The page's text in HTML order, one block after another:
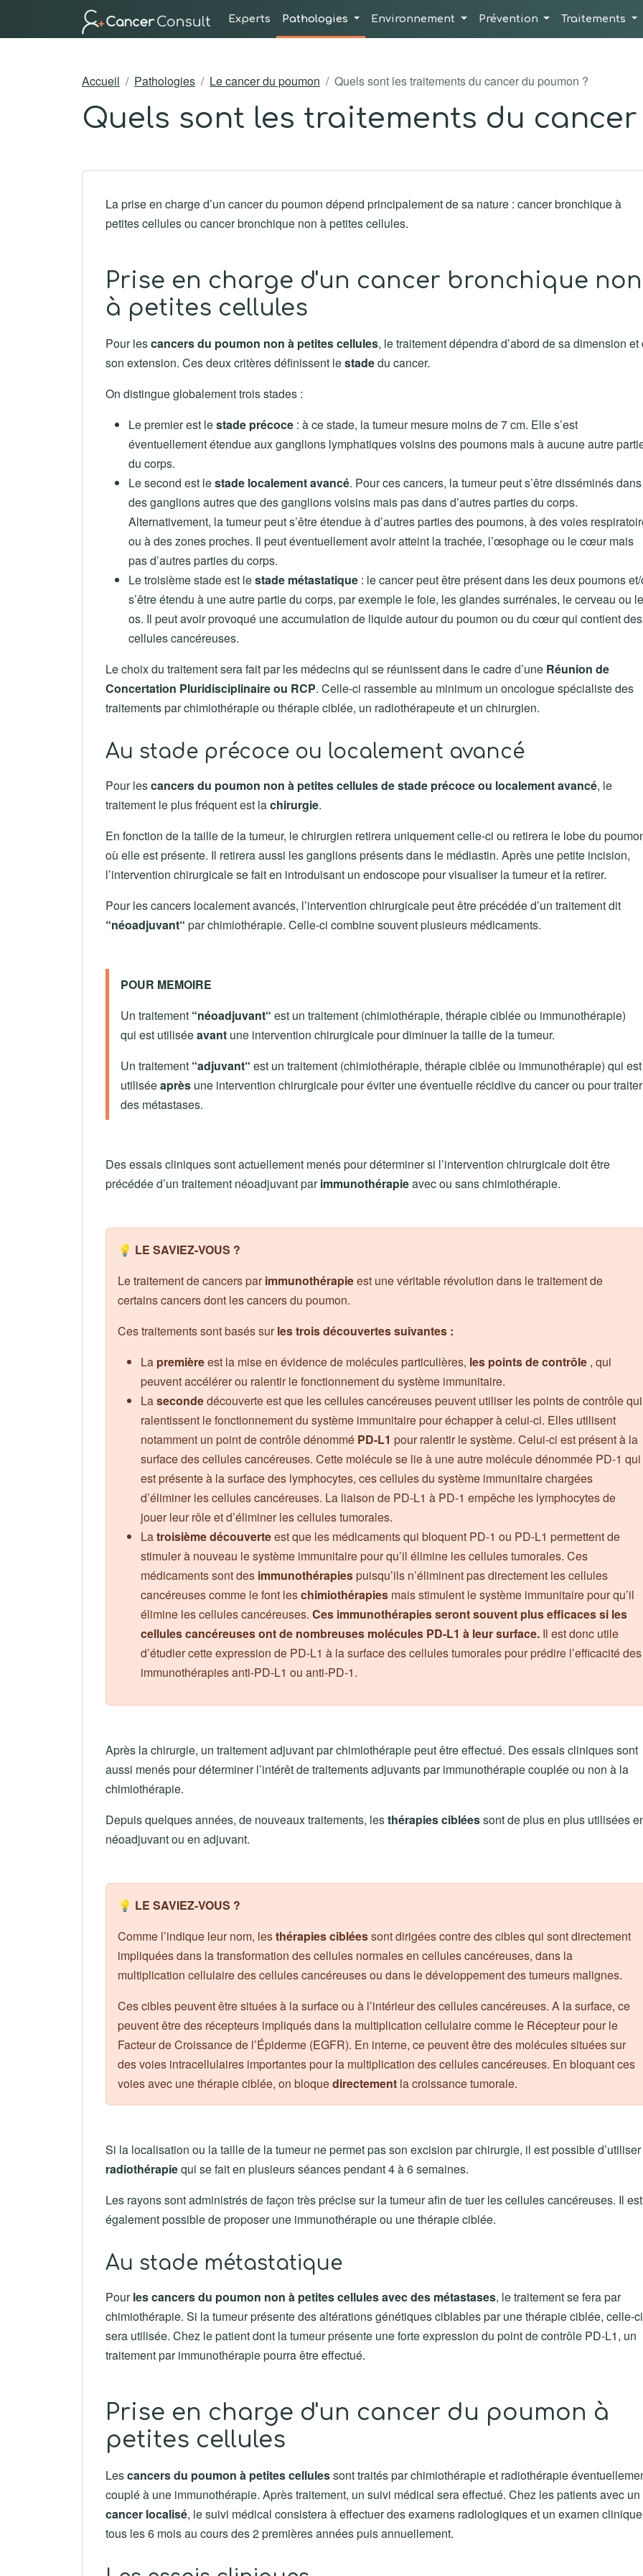
Experts Pathologies Environnement Prévention Traitements
Accueil Pathologies Le cancer du poumon Quels sont les traitements du cancer du poumon ?
Quels sont les traitements du
La prise en charge d’un cancer du poumon dépend principalement de sa nature : cancer bronchique à
petites cellules ou cancer bronchique non à petites cellules.
Prise en charge d'un cancer bronchique non
à petites cellules
Pour lescancers du poumon non à petites cellules, le traitement dépendra d’abord de sa dimension et
son extension. Ces deux critères définissent lestadedu cancer.
On distingue globalement trois stades :
Le premier est lestade précoce : à ce stade, la tumeur mesure moins de 7 cm. Elle s’est
éventuellement étendue aux ganglions lymphatiques voisins des poumons mais à aucune autre
du corps.
Le second est lestade localement avancé. Pour ces cancers, la tumeur peut s’être disséminés dans
des ganglions autres que des ganglions voisins mais pas dans d’autres parties du corps.
Alternativement, la tumeur peut s’être étendue à d’autres parties des poumons, à des voies
ou à des zones proches. Il peut éventuellement avoir atteint la trachée, l’œsophage ou le cœur mais
pas d’autres parties du corps.
Le troisième stade est lestade métastatique : le cancer peut être présent dans les deux poumons
s’être étendu à une autre partie du corps, par exemple le foie, les glandes surrénales, le cerveau ou
os. Il peut avoir provoqué une accumulation de liquide autour du poumon ou du cœur qui contient des
cellules cancéreuses.
Le choix du traitement sera fait par les médecins qui se réunissent dans le cadre d’une Réunion de
Concertation Pluridisciplinaire ou RCP. Celle-ci rassemble au minimum un oncologue spécialiste des
traitements par chimiothérapie ou thérapie ciblée, un radiothérapeute et un chirurgien.
Au stade précoce ou localement avancé
Pour lescancers du poumon non à petites cellules de stade précoce ou localement avancé, le
traitement le plus fréquent est lachirurgie.
En fonction de la taille de la tumeur, le chirurgien retirera uniquement celle-ci ou retirera le lobe du
où elle est présente. Il retirera aussi les ganglions présents dans le médiastin. Après une petite incision,
l’intervention chirurgicale se fait en introduisant un endoscope pour visualiser la tumeur et la retirer.
Pour les cancers localement avancés, l’intervention chirurgicale peut être précédée d’un traitement dit
“néoadjuvant“ par chimiothérapie. Celle-ci combine souvent plusieurs médicaments.
POUR MEMOIRE
Un traitement “néoadjuvant“ est un traitement (chimiothérapie, thérapie ciblée ou immunothérapie)
qui est utiliséeavant une intervention chirurgicale pour diminuer la taille de la tumeur.
Un traitement “adjuvant“ est un traitement (chimiothérapie, thérapie ciblée ou immunothérapie) qui est
utiliséeaprès une intervention chirurgicale pour éviter une éventuelle récidive du cancer ou pour traiter
des métastases.
Des essais cliniques sont actuellement menés pour déterminer si l’intervention chirurgicale doit être
précédée d’un traitement néoadjuvant parimmunothérapieavec ou sans chimiothérapie.
💡 LE SAVIEZ-VOUS ?
Le traitement de cancers parimmunothérapieest une véritable révolution dans le traitement de
certains cancers dont les cancers du poumon.
Ces traitements sont basés surles trois découvertes suivantes :
La premièreest la mise en évidence de molécules particulières, les points de contrôle , qui
peuvent accélérer ou ralentir le fonctionnement du système immunitaire.
Lasecondedécouverte est que les cellules cancéreuses peuvent utiliser les points de contrôle qui
ralentissent le fonctionnement du système immunitaire pour échapper à celui-ci. Elles utilisent
notamment un point de contrôle dénommé PD-L1 pour ralentir le système. Celui-ci est présent à la
surface des cellules cancéreuses. Cette molécule se lie à une autre molécule dénommée PD-1 qui
est présente à la surface des lymphocytes, ces cellules du système immunitaire chargées
d’éliminer les cellules cancéreuses. La liaison de PD-L1 à PD-1 empêche les lymphocytes de
jouer leur rôle et d’éliminer les cellules tumorales.
Latroisième découverteest que les médicaments qui bloquent PD-1 ou PD-L1 permettent de
stimuler à nouveau le système immunitaire pour qu’il élimine les cellules tumorales. Ces
médicaments sont des immunothérapiespuisqu’ils n’éliminent pas directement les cellules
cancéreuses comme le font leschimiothérapies mais stimulent le système immunitaire pour qu’il
élimine les cellules cancéreuses. Ces immunothérapies seront souvent plus efficaces si les
cellules cancéreuses ont de nombreuses molécules PD-L1 à leur surface. Il est donc utile
d’étudier cette expression de PD-L1 à la surface des cellules tumorales pour prédire l’efficacité des
immunothérapies anti-PD-L1 ou anti-PD-1.
Après la chirurgie, un traitement adjuvant par chimiothérapie peut être effectué. Des essais cliniques sont
aussi menés pour déterminer l’intérêt de traitements adjuvants par immunothérapie couplée ou non à la
chimiothérapie.
Depuis quelques années, de nouveaux traitements, lesthérapies cibléessont de plus en plus utilisées
néoadjuvant ou en adjuvant.
💡 LE SAVIEZ-VOUS ?
Comme l’indique leur nom, lesthérapies cibléessont dirigées contre des cibles qui sont directement
impliquées dans la transformation des cellules normales en cellules cancéreuses, dans la
multiplication cellulaire des cellules cancéreuses ou dans le développement des tumeurs malignes.
Ces cibles peuvent être situées à la surface ou à l’intérieur des cellules cancéreuses. A la surface, ce
peuvent être des récepteurs impliqués dans la multiplication cellulaire comme le Récepteur pour le
Facteur de Croissance de l’Épiderme (EGFR). En interne, ce peuvent être des molécules situées sur
des voies intracellulaires importantes pour la multiplication des cellules cancéreuses. En bloquant ces
voies avec une thérapie ciblée, on bloquedirectement la croissance tumorale.
Si la localisation ou la taille de la tumeur ne permet pas son excision par chirurgie, il est possible
radiothérapiequi se fait en plusieurs séances pendant 4 à 6 semaines.
Les rayons sont administrés de façon très précise sur la tumeur afin de tuer les cellules cancéreuses. Il est
également possible de proposer une immunothérapie ou une thérapie ciblée.
Au stade métastatique
Pourles cancers du poumon non à petites cellules avec des métastases, le traitement se fera par
chimiothérapie. Si la tumeur présente des altérations génétiques ciblables par une thérapie ciblée, celle-ci
sera utilisée. Chez le patient dont la tumeur présente une forte expression du point de contrôle PD-L1, un
traitement par immunothérapie pourra être effectué.
Prise en charge d'un cancer du poumon à
petites cellules
Lescancers du poumon à petites cellulessont traités par chimiothérapie et radiothérapie
couplé à une immunothérapie. Après traitement, un suivi médical sera effectué. Chez les patients avec un
cancer localisé, le suivi médical consistera à effectuer des examens radiologiques et un examen clinique
tous les 6 mois au cours des 2 premières années puis annuellement.